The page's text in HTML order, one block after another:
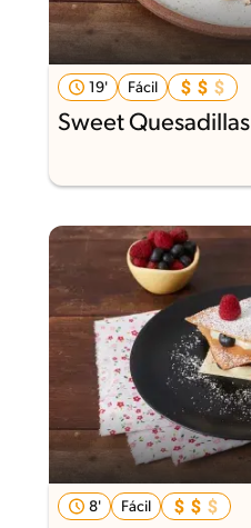
19' Fácil
Sweet Quesadillas
8' Fácil